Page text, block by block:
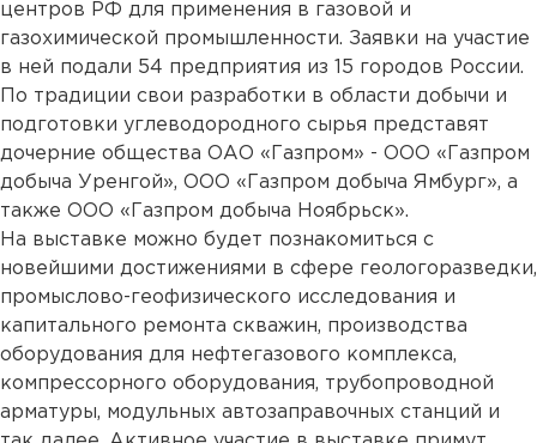
центров РФ для применения в газовой и
газохимической промышленности. Заявки на участие
в ней подали 54 предприятия из 15 городов России.
По традиции свои разработки в области добычи и
подготовки углеводородного сырья представят
дочерние общества ОАО «Газпром» - ООО «Газпром
добыча Уренгой», ООО «Газпром добыча Ямбург», а
также ООО «Газпром добыча Ноябрьск».
На выставке можно будет познакомиться с
новейшими достижениями в сфере геологоразведки,
промыслово-геофизического исследования и
капитального ремонта скважин, производства
оборудования для нефтегазового комплекса,
компрессорного оборудования, трубопроводной
арматуры, модульных автозаправочных станций и